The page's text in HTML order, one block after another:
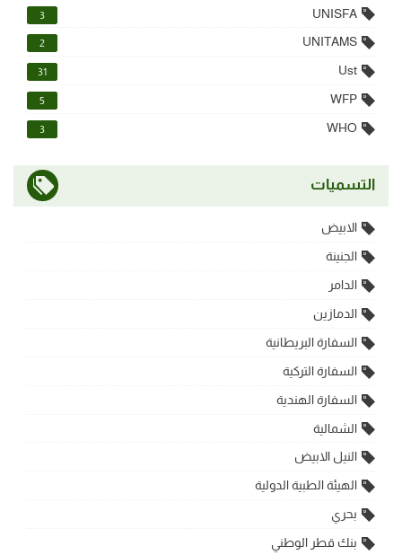
UNISFA
3
UNITAMS
2
Ust
31
WFP
5
WHO
3
التسميات
الابيض
الجنينة
الدامر
الدمازين
السفارة البريطانية
السفارة التركية
السفارة الهندية
الشمالية
النيل الابيض
الهيئة الطبية الدولية
بحري
بنك قطر الوطني